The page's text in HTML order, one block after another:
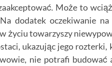
Może to
dodatek oczekiwanie
życiu towarzyszy
ukazując jego
nie potrafi budować